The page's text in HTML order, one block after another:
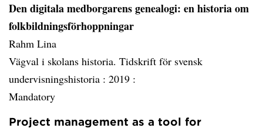
Den digitala medborgarens genealogi: en historia om
folkbildningsförhoppningar
Rahm Lina
Vägval i skolans historia. Tidskrift för svensk
undervisningshistoria : 2019 :
Mandatory
Project management as a tool for